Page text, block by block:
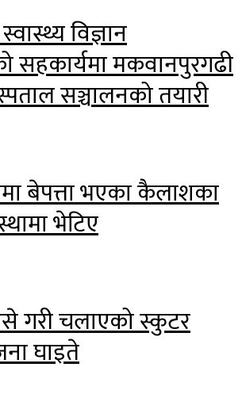
विज्ञान
सहकार्यमा मकवानपुरगढी
सञ्चालनको तयारी
बेपत्ता भएका कैलाशका
भेटिए
गरी चलाएको स्कुटर
घाइते